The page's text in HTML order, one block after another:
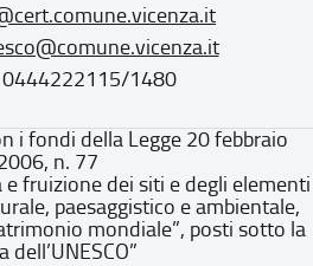
0444222115/1480
i fondi della Legge 20 febbraio
n. 77
e fruizione dei siti e degli elementi
paesaggistico e ambientale,
mondiale”, posti sotto la
dell’UNESCO”